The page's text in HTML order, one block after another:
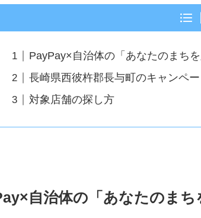
PayPay×自治体の「あなたのまちを
長崎県西彼杵郡長与町のキャンペ
対象店舗の探し方
自治体の「あなたのまち